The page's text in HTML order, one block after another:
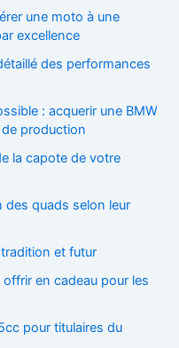
une moto à une
excellence
des performances
: acquerir une BMW
production
la capote de votre
des quads selon leur
et futur
en cadeau pour les
pour titulaires du